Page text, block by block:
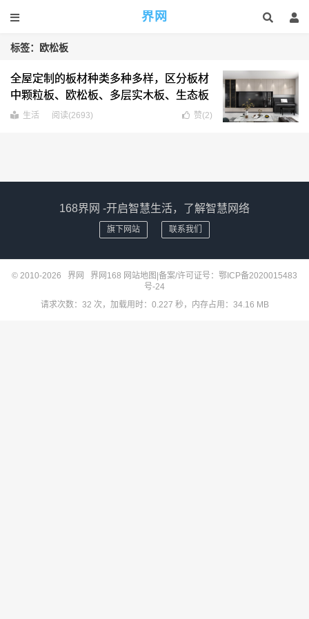
界网
标签：欧松板
全屋定制的板材种类多种多样，区分板材
中颗粒板、欧松板、多层实木板、生态板
生活 阅读(2693) 赞(2)
168界网 -开启智慧生活，了解智慧网络
旗下网站 联系我们
© 2010-2026 界网 界网168 网站地图 |备案/许可证号： 鄂ICP备2020015483
号-24
请求次数：32 次，加载用时：0.227 秒，内存占用：34.16 MB